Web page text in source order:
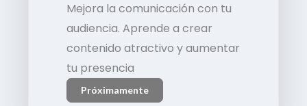
Mejora la comunicación con tu
audiencia. Aprende a crear
contenido atractivo y aumentar
tu presencia
Próximamente